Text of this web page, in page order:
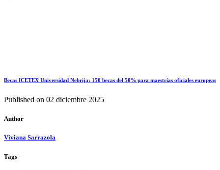
Becas ICETEX Universidad Nebrija: 150 becas del 50% para maestrías oficiales europeas
Published on 02 diciembre 2025
Author
Viviana Sarrazola
Tags